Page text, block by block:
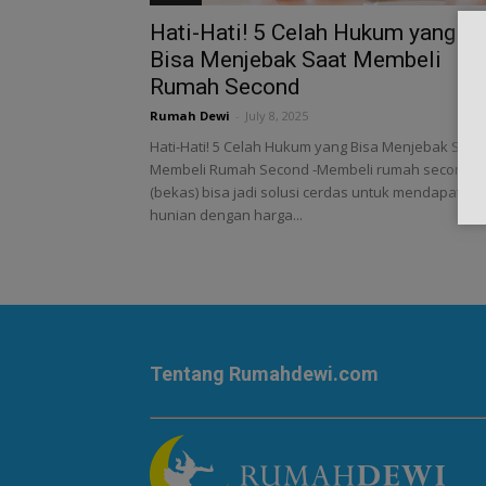
Hati-Hati! 5 Celah Hukum yang
Bisa Menjebak Saat Membeli
Rumah Second
Rumah Dewi July 8, 2025
Hati-Hati! 5 Celah Hukum yang Bisa Menjebak Saat
Membeli Rumah Second -Membeli rumah second
(bekas) bisa jadi solusi cerdas untuk mendapatkan
hunian dengan harga...
Tentang Rumahdewi.com